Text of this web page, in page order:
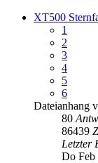
XT500
1
2
3
4
5
6
Dateianhang
80
86439
Letzter
Do Feb